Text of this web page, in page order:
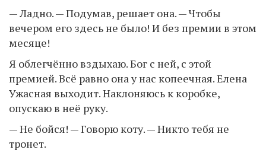
— Ладно. — Подумав, решает она. — Чтобы
вечером его здесь не было! И без премии в этом
месяце!
Я облегчённо вздыхаю. Бог с ней, с этой
премией. Всё равно она у нас копеечная. Елена
Ужасная выходит. Наклоняюсь к коробке,
опускаю в неё руку.
— Не бойся! — Говорю коту. — Никто тебя не
тронет.